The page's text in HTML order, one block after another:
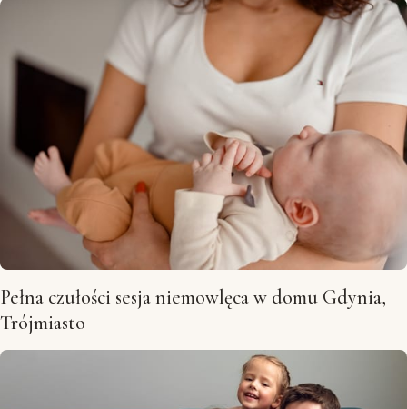
Pełna czułości sesja niemowlęca w domu Gdynia,
Trójmiasto